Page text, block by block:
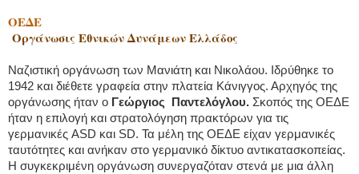
ΟΕΔΕ
Οργάνωσις Εθνικών Δυνάμεων Ελλάδος
Ναζιστική οργάνωση των Μανιάτη και Νικολάου. Ιδρύθηκε το
1942 και διέθετε γραφεία στην πλατεία Κάνιγγος. Αρχηγός της
οργάνωσης ήταν ο Γεώργιος Παντελόγλου. Σκοπός της ΟΕΔΕ
ήταν η επιλογή και στρατολόγηση πρακτόρων για τις
γερμανικές ASD και SD. Τα μέλη της ΟΕΔΕ είχαν γερμανικές
ταυτότητες και ανήκαν στο γερμανικό δίκτυο αντικατασκοπείας.
Η συγκεκριμένη οργάνωση συνεργαζόταν στενά με μια άλλη